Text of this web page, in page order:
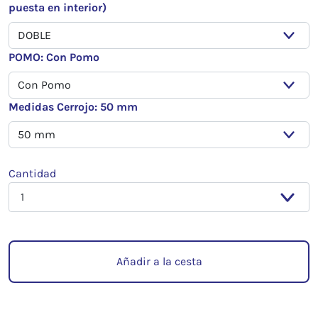
puesta en interior)
POMO: Con Pomo
Medidas Cerrojo: 50 mm
Cantidad
Añadir a la cesta